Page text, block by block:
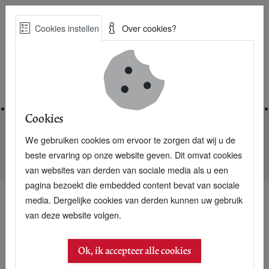
Skip
Best Practices voor een duurzame toekomst
Nieuwsarchief
Het gemis van een online ecowinkel als Hippyshopper
28 februari 2006
Het gemis van een
Cookies instellen Over cookies?
Cookies
We gebruiken cookies om ervoor te zorgen dat wij u de
beste ervaring op onze website geven. Dit omvat cookies
van websites van derden van sociale media als u een
pagina bezoekt die embedded content bevat van sociale
media. Dergelijke cookies van derden kunnen uw gebruik
van deze website volgen.
Ok, ik accepteer alle cookies